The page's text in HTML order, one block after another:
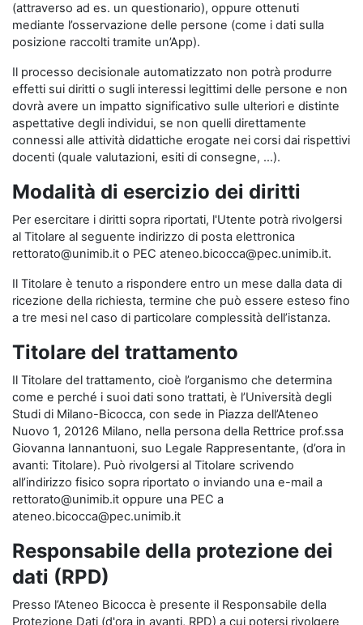
(attraverso ad es. un questionario), oppure ottenuti
mediante l’osservazione delle persone (come i dati sulla
posizione raccolti tramite un’App).
Il processo decisionale automatizzato non potrà produrre
effetti sui diritti o sugli interessi legittimi delle persone e non
dovrà avere un impatto significativo sulle ulteriori e distinte
aspettative degli individui, se non quelli direttamente
connessi alle attività didattiche erogate nei corsi dai rispettivi
docenti (quale valutazioni, esiti di consegne, …).
Modalità di esercizio dei diritti
Per esercitare i diritti sopra riportati, l'Utente potrà rivolgersi
al Titolare al seguente indirizzo di posta elettronica
rettorato@unimib.it o PEC ateneo.bicocca@pec.unimib.it.
Il Titolare è tenuto a rispondere entro un mese dalla data di
ricezione della richiesta, termine che può essere esteso fino
a tre mesi nel caso di particolare complessità dell’istanza.
Titolare del trattamento
Il Titolare del trattamento, cioè l’organismo che determina
come e perché i suoi dati sono trattati, è l’Università degli
Studi di Milano-Bicocca, con sede in Piazza dell’Ateneo
Nuovo 1, 20126 Milano, nella persona della Rettrice prof.ssa
Giovanna Iannantuoni, suo Legale Rappresentante, (d’ora in
avanti: Titolare). Può rivolgersi al Titolare scrivendo
all’indirizzo fisico sopra riportato o inviando una e-mail a
rettorato@unimib.it oppure una PEC a
ateneo.bicocca@pec.unimib.it
Responsabile della protezione dei
dati (RPD)
Presso l’Ateneo Bicocca è presente il Responsabile della
Protezione Dati (d'ora in avanti, RPD) a cui potersi rivolgere